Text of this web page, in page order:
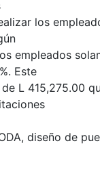
los
empleados
Este
L 415,275.00
diseño de